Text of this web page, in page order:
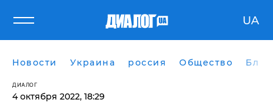
UA
Новости Украина россия Общество
ДИАЛОГ
4 октября 2022, 18:29